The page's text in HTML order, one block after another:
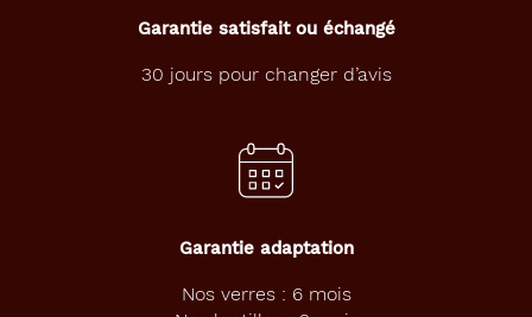
Garantie satisfait ou échangé
30 jours pour changer d’avis
Garantie adaptation
Nos verres : 6 mois